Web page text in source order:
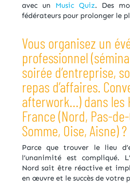
avec un Music Quiz. Des
fédérateurs pour prolonger le
Vous organisez un
professionnel
soirée d’entreprise,
repas d’affaires.
afterwork…) dans les
France (Nord, Pas-
Somme, Oise, Aisne) ?
Parce que trouver le lieu
l’unanimité est compliqué.
Nord sait être réactive et
en œuvre et le succès de votre